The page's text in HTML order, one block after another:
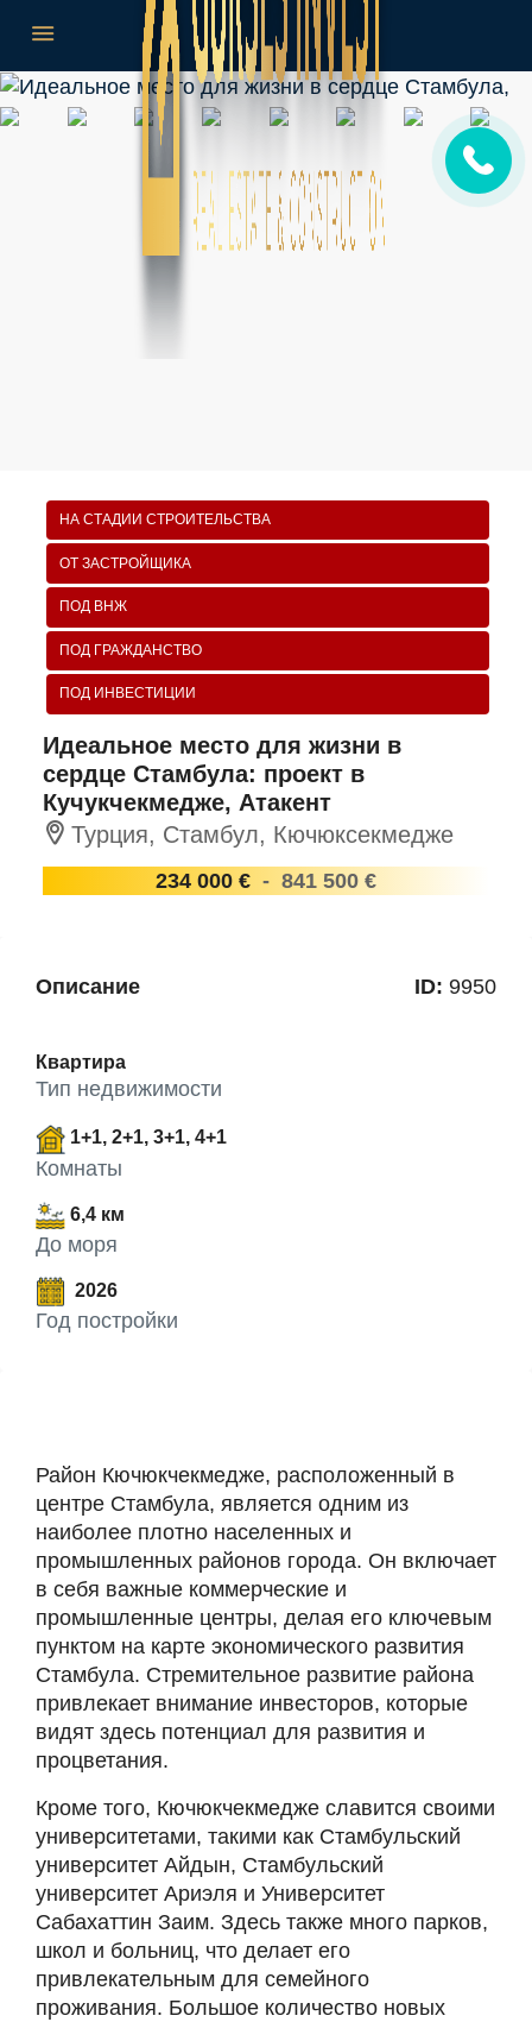
НА СТАДИИ СТРОИТЕЛЬСТВА
ОТ ЗАСТРОЙЩИКА
ПОД ВНЖ
ПОД ГРАЖДАНСТВО
ПОД ИНВЕСТИЦИИ
Идеальное место для жизни в
сердце Стамбула: проект в
Кучукчекмедже, Атакент
Турция, Стамбул, Кючюксекмедже
234 000 € - 841 500 €
Описание ID: 9950
Квартира
Тип недвижимости
1+1, 2+1, 3+1, 4+1
Комнаты
6,4 км
До моря
2026
Год постройки
Район Кючюкчекмедже, расположенный в
центре Стамбула, является одним из
наиболее плотно населенных и
промышленных районов города. Он включает
в себя важные коммерческие и
промышленные центры, делая его ключевым
пунктом на карте экономического развития
Стамбула. Стремительное развитие района
привлекает внимание инвесторов, которые
видят здесь потенциал для развития и
процветания.
Кроме того, Кючюкчекмедже славится своими
университетами, такими как Стамбульский
университет Айдын, Стамбульский
университет Ариэля и Университет
Сабахаттин Заим. Здесь также много парков,
школ и больниц, что делает его
привлекательным для семейного
проживания. Большое количество новых